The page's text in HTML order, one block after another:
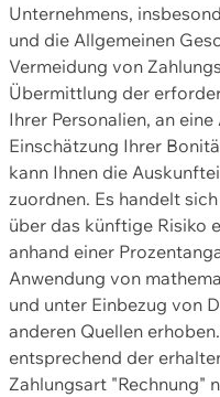
Unternehmens,
und die Allgemeinen
Vermeidung von
Übermittlung der
Ihrer Personalien, an
Einschätzung Ihrer
kann Ihnen die
zuordnen. Es handelt
über das künftige Risiko
anhand einer
Anwendung von
und unter Einbezug von
anderen Quellen
entsprechend der
Zahlungsart "Rechnung"